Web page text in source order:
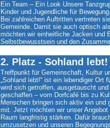
Ein Team – Ein Look Unsere
Kinder und Jugendliche für
Bei zahlreichen Auftritten vertreten
Gemeinde. Damit sie auch optisch
möchten wir einheitliche Jacken und
Selbstbewusstsein und den
2. Platz - Sohland lebt!
Treffpunkt für Gemeinschaft, Kultur
„Sohland lebt!“ ist ein lebendiger Ort
wird sich getroffen, ausgetauscht
geschaffen – vom Dorfcafé bis zu
Menschen bringen sich aktiv ein und
mit. Jetzt möchten wir unser
Raum langfristig stärken. Dafür
umzusetzen und unseren